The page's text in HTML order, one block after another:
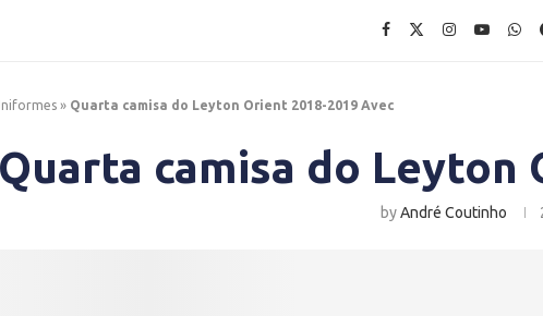
» Quarta camisa do Leyton Orient 2018-2019 Avec
Quarta camisa do Leyton
byAndré Coutinho